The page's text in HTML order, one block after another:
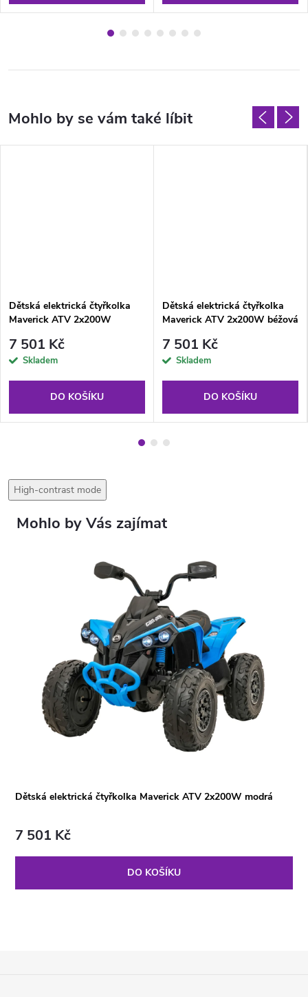
Dětská elektrická čtyřkolka
Maverick ATV 2x200W
7 501 Kč
Skladem
DO KOŠÍKU
Dětská elektrická čtyřkolka
Maverick ATV 2x200W béžová
7 501 Kč
Skladem
DO KOŠÍKU
High-contrast mode
Dětská elektrická čtyřkolka Maverick ATV 2x200W modrá
7 501 Kč
DO KOŠÍKU